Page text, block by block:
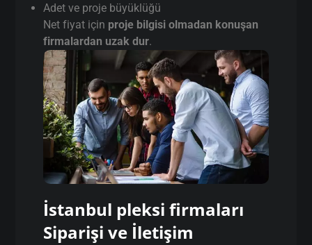
Adet ve proje büyüklüğü
Net fiyat için proje bilgisi olmadan konuşan
firmalardan uzak dur.
İstanbul pleksi firmaları
Siparişi ve İletişim